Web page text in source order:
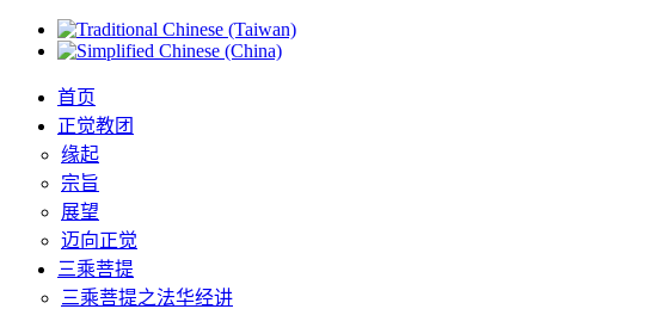
首页
正觉教团
缘起
宗旨
展望
迈向正觉
三乘菩提
三乘菩提之法华经讲